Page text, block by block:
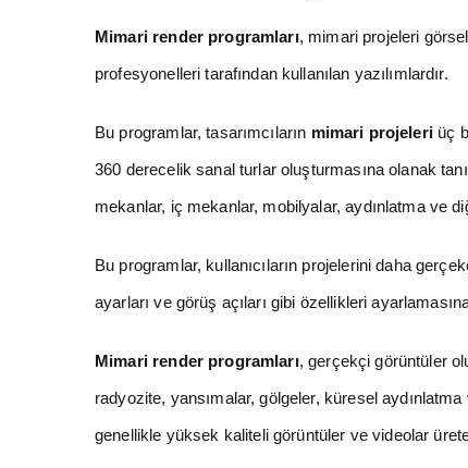
Mimari render programları, mimari projeleri
profesyonelleri tarafından kullanılan yazılımlardır.
Bu programlar, tasarımcıların mimari projeleriüç
360 derecelik sanal turlar oluşturmasına olanak
mekanlar, iç mekanlar, mobilyalar, aydınlatma ve
Bu programlar, kullanıcıların projelerini daha
ayarları ve görüş açıları gibi özellikleri
Mimari render programları, gerçekçi görüntüler
radyozite, yansımalar, gölgeler, küresel
genellikle yüksek kaliteli görüntüler ve videolar